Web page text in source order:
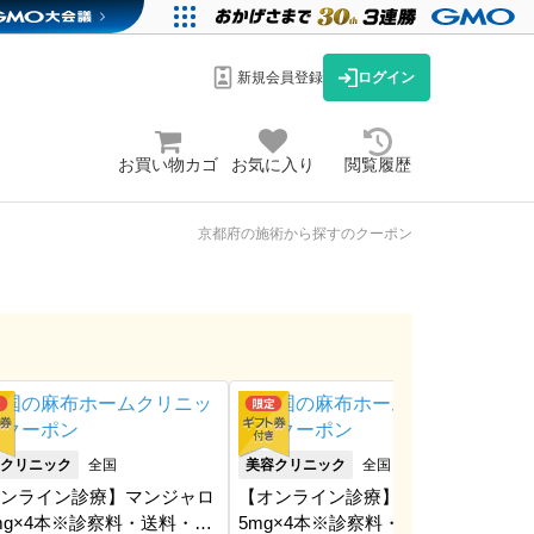
新規会員登録 ログイン
お買い物カゴ お気に入り 閲覧履歴
京都府の施術から探すのクーポン
リニック 全国
ライン診療】マンジャロ
本※診察料・送料・ア
美容クリニック 全国
【オンライン診療】マンジャロ
5mg×4本※診察料・送料・アル